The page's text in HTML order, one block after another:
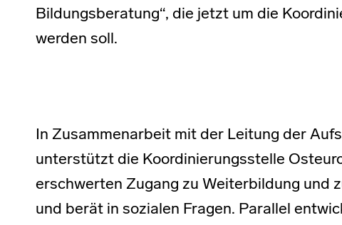
Bildungsberatung“, die jetzt um die
werden soll.
In Zusammenarbeit mit der Leitung der
unterstützt die Koordinierungsstelle
erschwerten Zugang zu Weiterbildung und
und berät in sozialen Fragen. Parallel